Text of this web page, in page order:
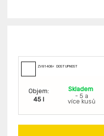
ZV8140843DOSTUPNOST
Objem:
45 l
Skladem
- 5 a
více kusů